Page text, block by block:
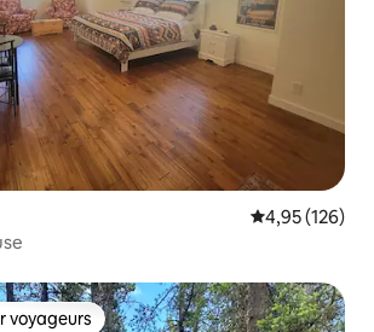
Note
4,95 (126)
voyageurs